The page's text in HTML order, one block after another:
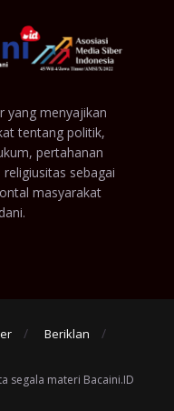
yang menyajikan
tentang politik,
pertahanan
sebagai
masyarakat
Beriklan
segala materi Bacaini.ID